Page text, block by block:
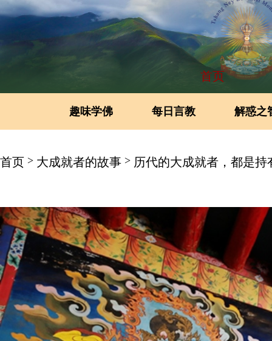
首页
趣味学佛 每日言教 解惑之
首页 > 大成就者的故事 > 历代的大成就者，都是持